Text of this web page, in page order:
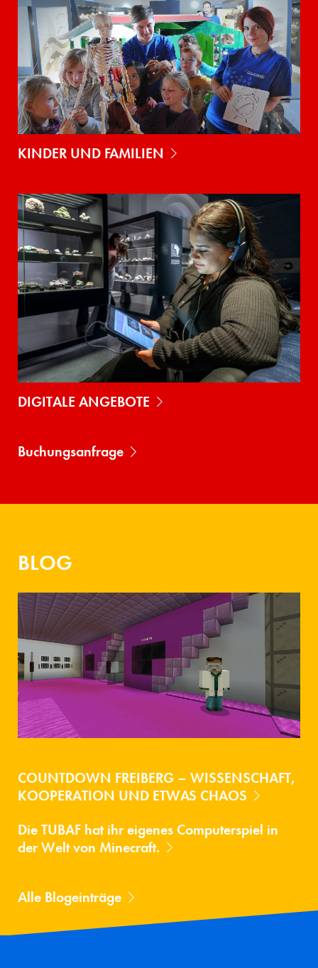
KINDER UND FAMILIEN
DIGITALE ANGEBOTE
Buchungsanfrage
BLOG
COUNTDOWN FREIBERG – WISSENSCHAFT,
KOOPERATION UND ETWAS CHAOS
Die TUBAF hat ihr eigenes Computerspiel in
der Welt von Minecraft.
Alle Blogeinträge